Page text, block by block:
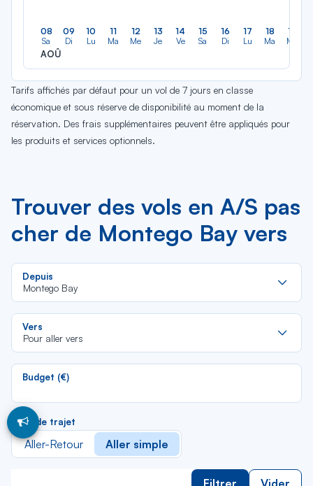
08
Sa
AOÛ
09
Di
10
Lu
11
Ma
12
Me
13
Je
14
Ve
15
Sa
16
Di
17
Lu
18
Ma
19
Me
Tarifs affichés par défaut pour un vol de 7 jours en classe
économique et sous réserve de disponibilité au moment de la
réservation. Des frais supplémentaires peuvent être appliqués pour
les produits et services optionnels.
Trouver des vols en A/S pas
cher de Montego Bay vers
Depuis
Montego Bay
Vers
Pour aller vers
Budget (€)
Type de trajet
Aller-Retour Aller simple
Filtrer Vider